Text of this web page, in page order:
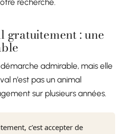
recherche.
gratuitement : une
admirable, mais elle
n’est pas un animal
sur plusieurs années.
c’est accepter de